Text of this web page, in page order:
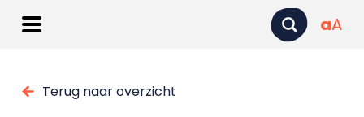
aA
Terug naar overzicht